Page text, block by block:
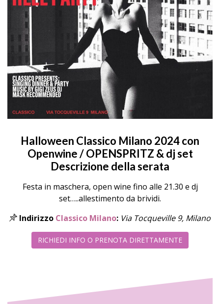
Halloween Classico Milano 2024 con
Openwine / OPENSPRITZ & dj set
Descrizione della serata
Festa in maschera, open wine fino alle 21.30 e dj
set…..allestimento da brividi.
Indirizzo Classico Milano: Via Tocqueville 9, Milano
RICHIEDI INFO O PRENOTA DIRETTAMENTE